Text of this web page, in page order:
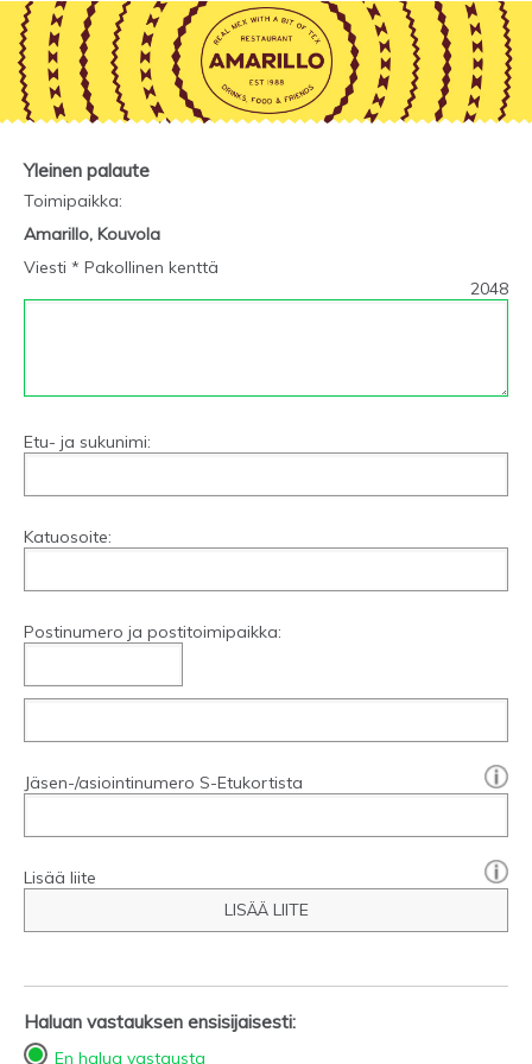
Yleinen palaute
Toimipaikka:
Amarillo, Kouvola
Viesti * Pakollinen kenttä
2048
Etu- ja sukunimi:
Katuosoite:
Postinumero ja postitoimipaikka:
Jäsen-/asiointinumero S-Etukortista
Lisää liite
LISÄÄ LIITE
Haluan vastauksen ensisijaisesti:
En halua vastausta